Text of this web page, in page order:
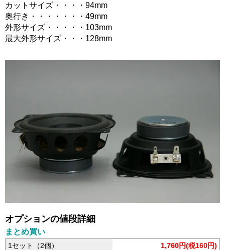
カットサイズ・・・・94mm
奥行き・・・・・・・49mm
外形サイズ・・・・・103mm
最大外形サイズ・・・128mm
オプションの値段詳細
まとめ買い
1セット（2個）
1,760円(税160円)